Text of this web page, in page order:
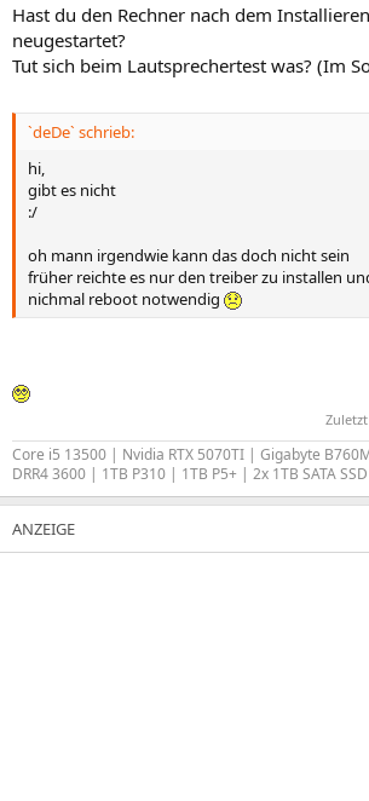
Hast du den Rechner nach dem
neugestartet?
Tut sich beim Lautsprechertest was? (Im
`deDe` schrieb:
hi,
gibt es nicht
:/
oh mann irgendwie kann das doch nicht sein
früher reichte es nur den treiber zu installen
nichmal reboot notwendig
Core i5 13500 | Nvidia RTX 5070TI | Gigabyte
DRR4 3600 | 1TB P310 | 1TB P5+ | 2x 1TB SATA